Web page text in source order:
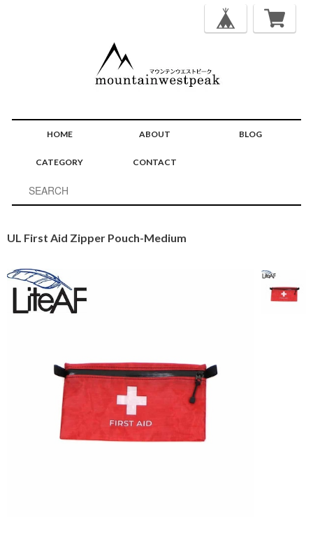
HOME ABOUT BLOG
CATEGORY CONTACT
UL First Aid Zipper Pouch-Medium